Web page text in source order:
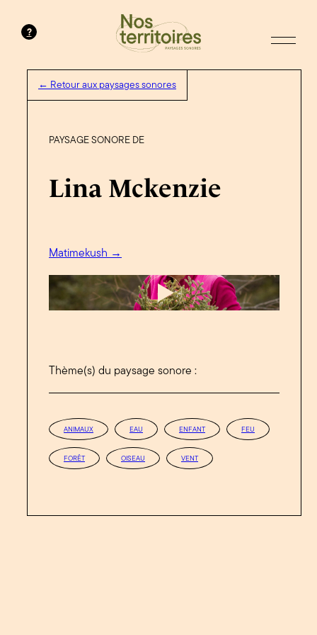
?
← Retour aux paysages sonores
PAYSAGE SONORE DE
Lina Mckenzie
Matimekush →
Thème(s) du paysage sonore :
ANIMAUX EAU ENFANT FEU
FORÊT OISEAU VENT